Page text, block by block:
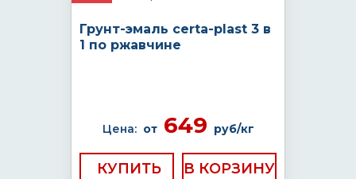
Грунт-эмаль certa-plast 3 в
1 по ржавчине
Цена: от649 руб/кг
КУПИТЬ